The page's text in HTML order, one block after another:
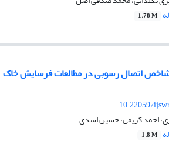
1.78 M
شاخص اتصال رسوبی در مطالعات فرسایش خاک
10.22059/
احمد کریمی، حسین اسدی
1.8 M